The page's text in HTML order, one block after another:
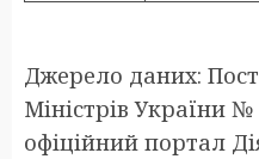
Джерело даних:
Міністрів України №
офіційний портал